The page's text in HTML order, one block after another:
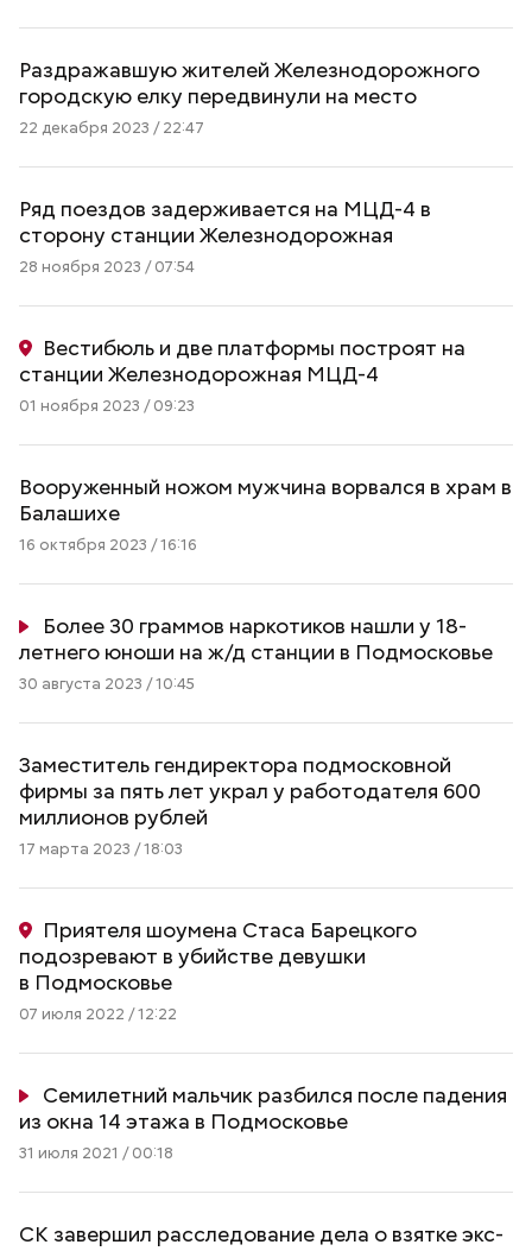
Раздражавшую жителей Железнодорожного
городскую елку передвинули на место
22 декабря 2023 / 22:47
Ряд поездов задерживается на МЦД-4 в
сторону станции Железнодорожная
28 ноября 2023 / 07:54
Вестибюль и две платформы построят на
станции Железнодорожная МЦД-4
01 ноября 2023 / 09:23
Вооруженный ножом мужчина ворвался в храм в
Балашихе
16 октября 2023 / 16:16
Более 30 граммов наркотиков нашли у 18-
летнего юноши на ж/д станции в Подмосковье
30 августа 2023 / 10:45
Заместитель гендиректора подмосковной
фирмы за пять лет украл у работодателя 600
миллионов рублей
17 марта 2023 / 18:03
Приятеля шоумена Стаса Барецкого
подозревают в убийстве девушки
в Подмосковье
07 июля 2022 / 12:22
Семилетний мальчик разбился после падения
из окна 14 этажа в Подмосковье
31 июля 2021 / 00:18
СК завершил расследование дела о взятке экс-